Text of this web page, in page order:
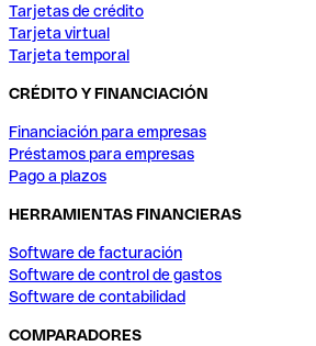
Tarjetas de crédito
Tarjeta virtual
Tarjeta temporal
CRÉDITO Y FINANCIACIÓN
Financiación para empresas
Préstamos para empresas
Pago a plazos
HERRAMIENTAS FINANCIERAS
Software de facturación
Software de control de gastos
Software de contabilidad
COMPARADORES